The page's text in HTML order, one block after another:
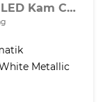
Hybrid Acenta KomfortP SHZ LED Kam CarP BT
Metallic